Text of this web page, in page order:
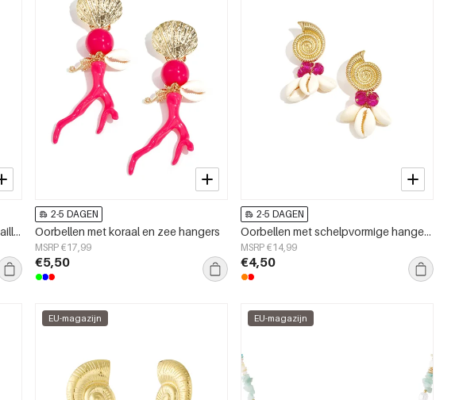
Schelp oorbellen met hangende pailletten
2-5 DAGEN
Oorbellen met koraal en zee hangers
MSRP €17,99
€5,50
2-5 DAGEN
Oorbellen met schelpvormige hangers en kralen
MSRP €14,99
€4,50
EU-magazijn EU-magazijn